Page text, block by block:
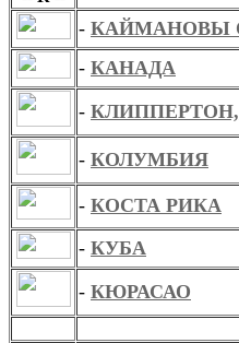
- КАЙМАНОВЫ
- КАНАДА
- КЛИППЕРТОН,
- КОЛУМБИЯ
- КОСТА РИКА
- КУБА
- КЮРАСАО